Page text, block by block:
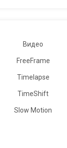
Видео
FreeFrame
Timelapse
TimeShift
Slow Motion